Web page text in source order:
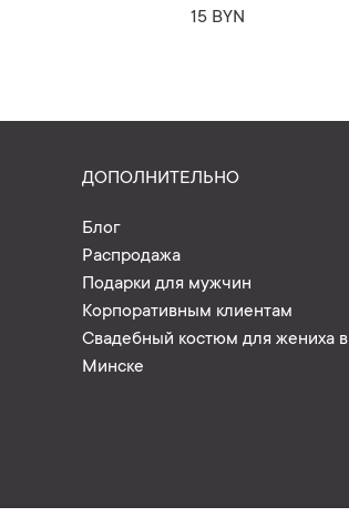
15 BYN
ДОПОЛНИТЕЛЬНО
Блог
Распродажа
Подарки для мужчин
Корпоративным клиентам
Свадебный костюм для жениха в
Минске